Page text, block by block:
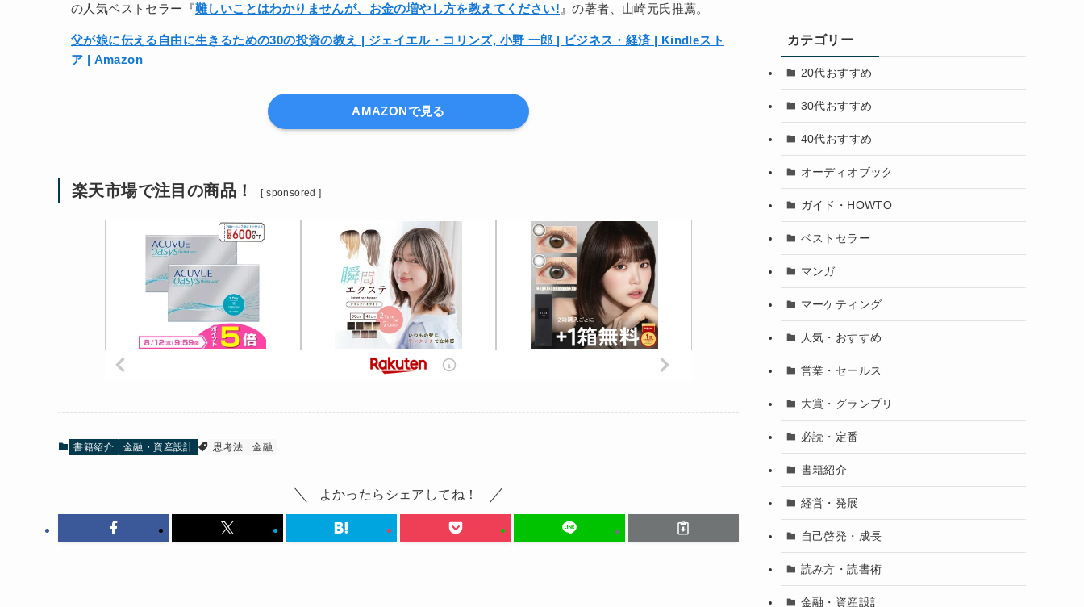
の人気ベストセラー『難しいことはわかりませんが、お金の増やし方を教えてください! 』の著者、山崎元氏推薦。
父が娘に伝える自由に生きるための30の投資の教え | ジェイエル・コリンズ, 小野 一郎 | ビジネス・経済 | Kindleスト
ア | Amazon
AMAZONで見る
楽天市場で注目の商品！ [ sponsored ]
書籍紹介 金融・資産設計 思考法 金融
よかったらシェアしてね！
カテゴリー
20代おすすめ
30代おすすめ
40代おすすめ
オーディオブック
ガイド・HOWTO
ベストセラー
マンガ
マーケティング
人気・おすすめ
営業・セールス
大賞・グランプリ
必読・定番
書籍紹介
経営・発展
自己啓発・成長
読み方・読書術
金融・資産設計